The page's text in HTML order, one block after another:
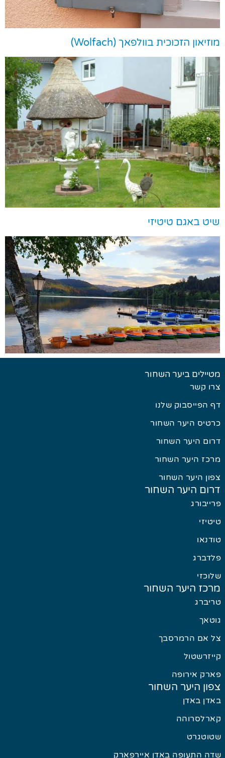
מוזיאון הזכוכית בוולפאך (Wolfach)
שיט באגם טיטיזי
מטיילים ביער השחור
צרו קשר
דף הפייסבוק שלנו
כרטיס היער השחור
דרום היער השחור
מרכז היער השחור
צפון היער השחור
דרום היער השחור
פרייבורג
טיטיזי
טודנאו
פלדברג
שלוכזי
מרכז היער השחור
טריברג
גוטאך
צל אם הרמרסבך
קייזרשטול
פארק אירופה
צפון היער השחור
באדן באדן
קארלסרוהה
שטוטגרט
שדה התעופה באדן איירפארק